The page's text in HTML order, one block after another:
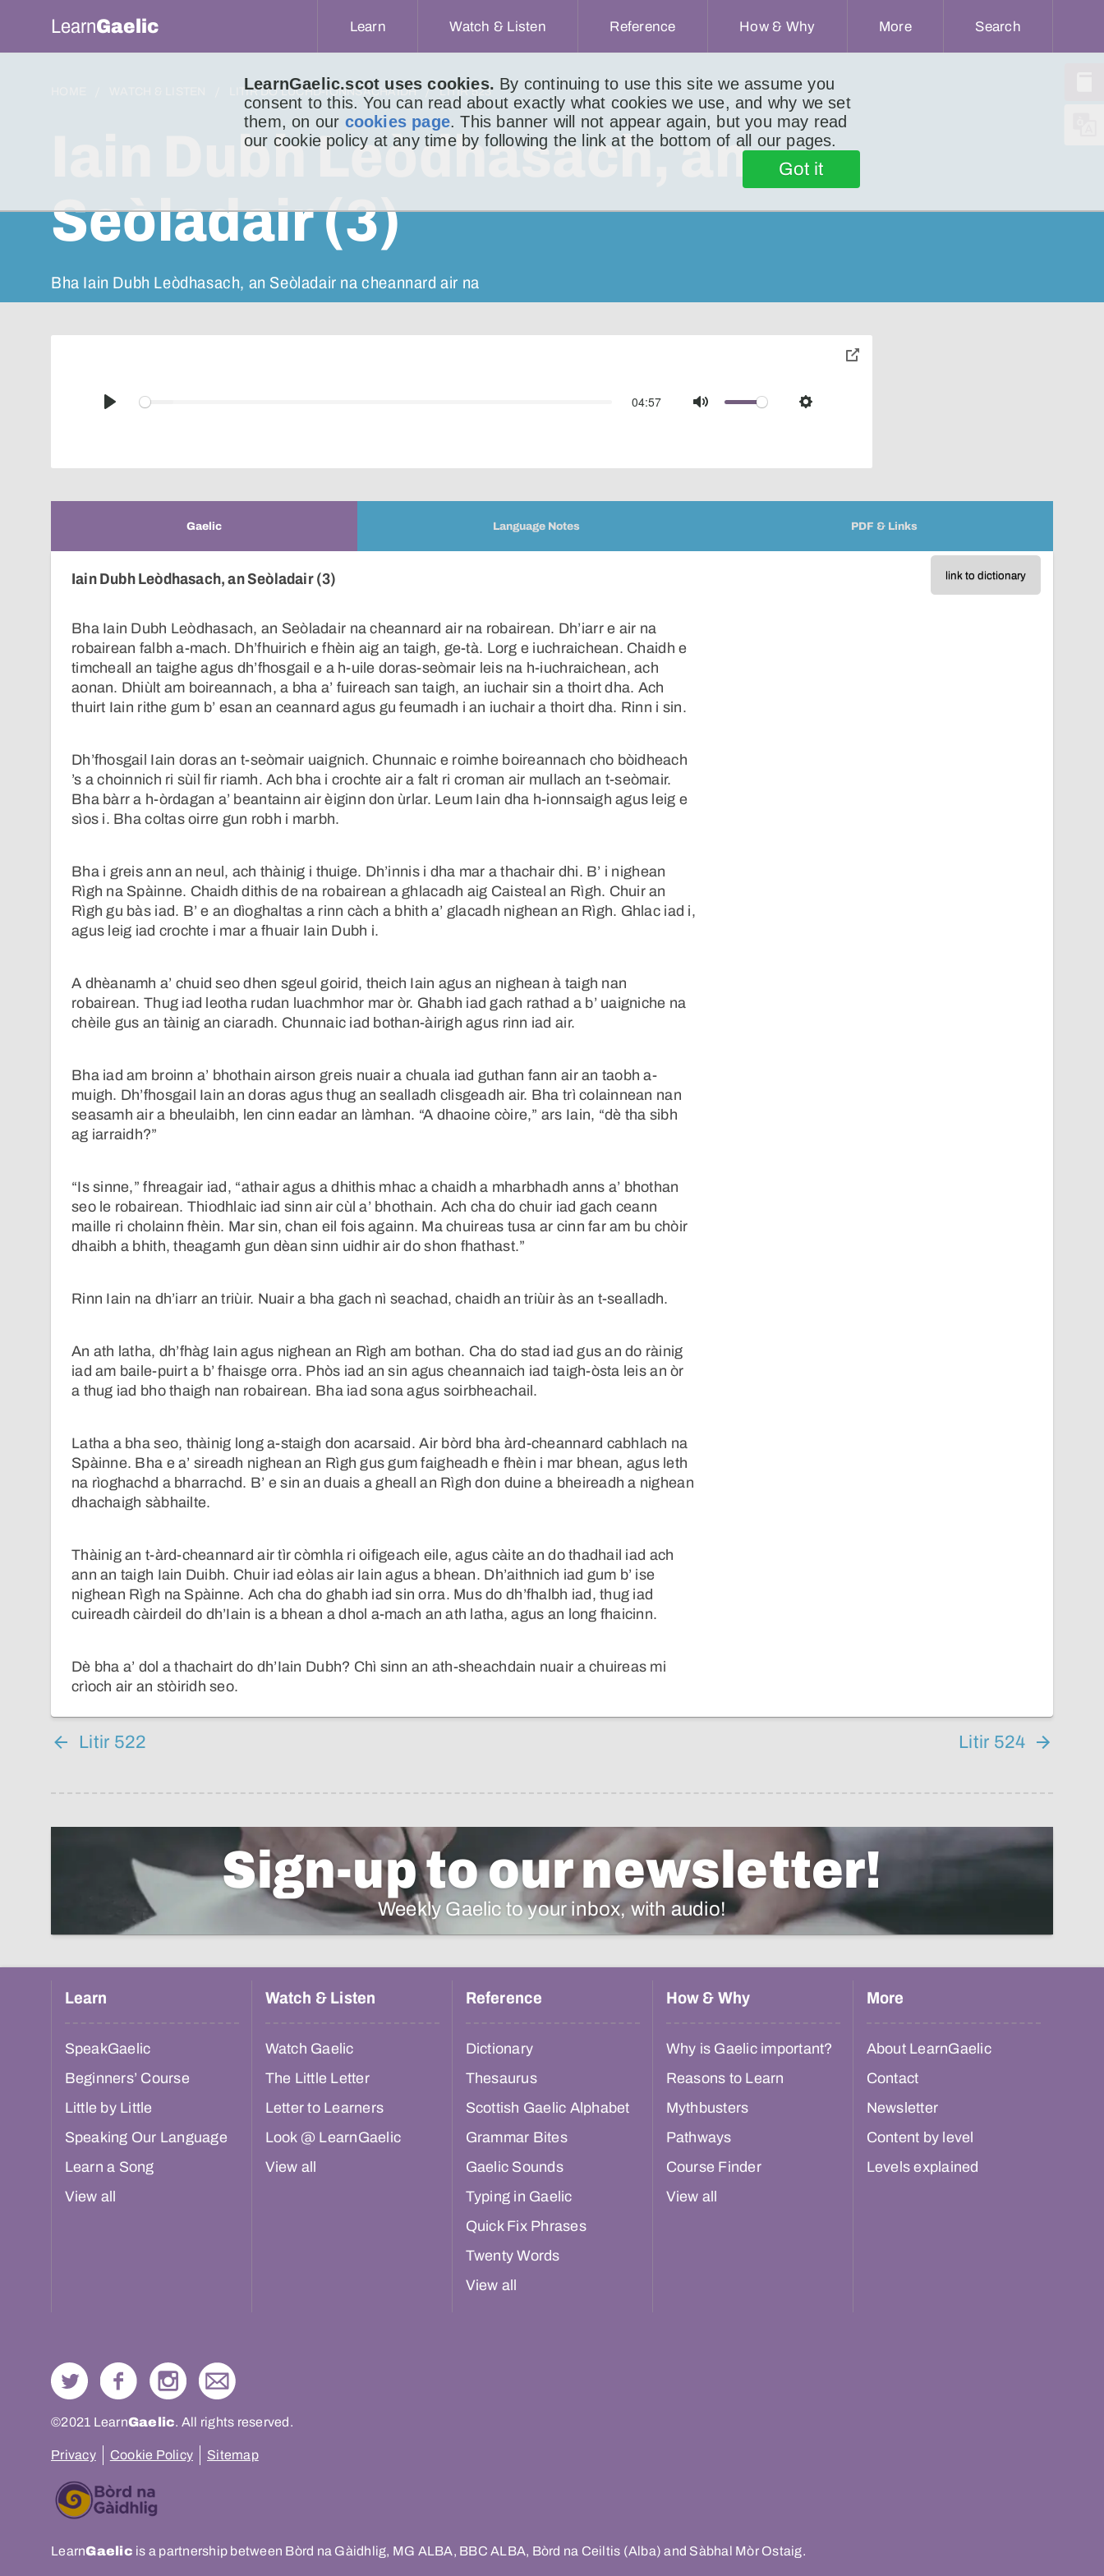
LearnGaelic.scot uses cookies. By continuing to use this site we assume you
consent to this. You can read about exactly what cookies we use, and why we set
them, on our cookies page. This banner will not appear again, but you may read
our cookie policy at any time by following the link at the bottom of all our pages.
Got it
LearnGaelic Learn Watch & Listen Reference How & Why More Search
LITIR DO LUCHD-IONNSACHAIDH LITIR 523
Iain Dubh Leòdhasach, an
Seòladair (3)
Bha Iain Dubh Leòdhasach, an Seòladair na cheannard air na
Play
04:57
Mute Settings
toggle
Gaelic Language Notes PDF & Links
link to dictionary
Iain Dubh Leòdhasach, an Seòladair (3)
Bha Iain Dubh Leòdhasach, an Seòladair na cheannard air na robairean. Dh’iarr e air na
robairean falbh a-mach. Dh’fhuirich e fhèin aig an taigh, ge-tà. Lorg e iuchraichean. Chaidh e
timcheall an taighe agus dh’fhosgail e a h-uile doras-seòmair leis na h-iuchraichean, ach
aonan. Dhiùlt am boireannach, a bha a’ fuireach san taigh, an iuchair sin a thoirt dha. Ach
thuirt Iain rithe gum b’ esan an ceannard agus gu feumadh i an iuchair a thoirt dha. Rinn i sin.
Dh’fhosgail Iain doras an t-seòmair uaignich. Chunnaic e roimhe boireannach cho bòidheach
’s a choinnich ri sùil fir riamh. Ach bha i crochte air a falt ri croman air mullach an t-seòmair.
Bha bàrr a h-òrdagan a’ beantainn air èiginn don ùrlar. Leum Iain dha h-ionnsaigh agus leig e
sìos i. Bha coltas oirre gun robh i marbh.
Bha i greis ann an neul, ach thàinig i thuige. Dh’innis i dha mar a thachair dhi. B’ i nighean
Rìgh na Spàinne. Chaidh dithis de na robairean a ghlacadh aig Caisteal an Rìgh. Chuir an
Rìgh gu bàs iad. B’ e an dìoghaltas a rinn càch a bhith a’ glacadh nighean an Rìgh. Ghlac iad i,
agus leig iad crochte i mar a fhuair Iain Dubh i.
A dhèanamh a’ chuid seo dhen sgeul goirid, theich Iain agus an nighean à taigh nan
robairean. Thug iad leotha rudan luachmhor mar òr. Ghabh iad gach rathad a b’ uaigniche na
chèile gus an tàinig an ciaradh. Chunnaic iad bothan-àirigh agus rinn iad air.
Bha iad am broinn a’ bhothain airson greis nuair a chuala iad guthan fann air an taobh a-
muigh. Dh’fhosgail Iain an doras agus thug an sealladh clisgeadh air. Bha trì colainnean nan
seasamh air a bheulaibh, len cinn eadar an làmhan. “A dhaoine còire,” ars Iain, “dè tha sibh
ag iarraidh?”
“Is sinne,” fhreagair iad, “athair agus a dhithis mhac a chaidh a mharbhadh anns a’ bhothan
seo le robairean. Thiodhlaic iad sinn air cùl a’ bhothain. Ach cha do chuir iad gach ceann
maille ri cholainn fhèin. Mar sin, chan eil fois againn. Ma chuireas tusa ar cinn far am bu chòir
dhaibh a bhith, theagamh gun dèan sinn uidhir air do shon fhathast.”
Rinn Iain na dh’iarr an triùir. Nuair a bha gach nì seachad, chaidh an triùir às an t-sealladh.
An ath latha, dh’fhàg Iain agus nighean an Rìgh am bothan. Cha do stad iad gus an do ràinig
iad am baile-puirt a b’ fhaisge orra. Phòs iad an sin agus cheannaich iad taigh-òsta leis an òr
a thug iad bho thaigh nan robairean. Bha iad sona agus soirbheachail.
Latha a bha seo, thàinig long a-staigh don acarsaid. Air bòrd bha àrd-cheannard cabhlach na
Spàinne. Bha e a’ sireadh nighean an Rìgh gus gum faigheadh e fhèin i mar bhean, agus leth
na rìoghachd a bharrachd. B’ e sin an duais a gheall an Rìgh don duine a bheireadh a nighean
dhachaigh sàbhailte.
Thàinig an t-àrd-cheannard air tìr còmhla ri oifigeach eile, agus càite an do thadhail iad ach
ann an taigh Iain Duibh. Chuir iad eòlas air Iain agus a bhean. Dh’aithnich iad gum b’ ise
nighean Rìgh na Spàinne. Ach cha do ghabh iad sin orra. Mus do dh’fhalbh iad, thug iad
cuireadh càirdeil do dh’Iain is a bhean a dhol a-mach an ath latha, agus an long fhaicinn.
Dè bha a’ dol a thachairt do dh’Iain Dubh? Chì sinn an ath-sheachdain nuair a chuireas mi
crìoch air an stòiridh seo.
Litir 522 Litir 524
Sign-up to our newsletter!
Weekly Gaelic to your inbox, with audio!
Learn
SpeakGaelic
Beginners’ Course
Little by Little
Speaking Our Language
Learn a Song
View all
Watch & Listen
Watch Gaelic
The Little Letter
Letter to Learners
Look @ LearnGaelic
View all
Reference
Dictionary
Thesaurus
Scottish Gaelic Alphabet
Grammar Bites
Gaelic Sounds
Typing in Gaelic
Quick Fix Phrases
Twenty Words
View all
How & Why
Why is Gaelic important?
Reasons to Learn
Mythbusters
Pathways
Course Finder
View all
More
About LearnGaelic
Contact
Newsletter
Content by level
Levels explained
©2021 LearnGaelic. All rights reserved.
Privacy Cookie Policy Sitemap
LearnGaelic is a partnership between Bòrd na Gàidhlig, MG ALBA, BBC ALBA, Bòrd na Ceiltis (Alba) and Sàbhal Mòr Ostaig.